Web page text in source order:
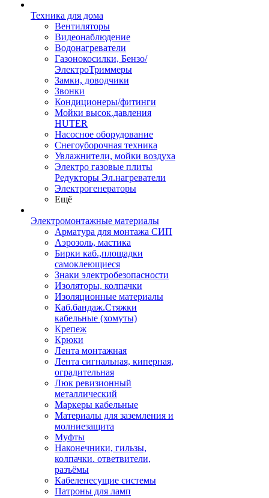
Техника для дома
Вентиляторы
Видеонаблюдение
Водонагреватели
Газонокосилки, Бензо/
ЭлектроТриммеры
Замки, доводчики
Звонки
Кондиционеры/фитинги
Мойки высок.давления
HUTER
Насосное оборудование
Снегоуборочная техника
Увлажнители, мойки воздуха
Электро газовые плиты
Редукторы Эл.нагреватели
Электрогенераторы
Ещё
Электромонтажные материалы
Арматура для монтажа СИП
Аэрозоль, мастика
Бирки каб.,площадки
самоклеющиеся
Знаки электробезопасности
Изоляторы, колпачки
Изоляционные материалы
Каб.бандаж.Стяжки
кабельные (хомуты)
Крепеж
Крюки
Лента монтажная
Лента сигнальная, киперная,
оградительная
Люк ревизионный
металлический
Маркеры кабельные
Материалы для заземления и
молниезащита
Муфты
Наконечники, гильзы,
колпачки. ответвители,
разъёмы
Кабеленесущие системы
Патроны для ламп